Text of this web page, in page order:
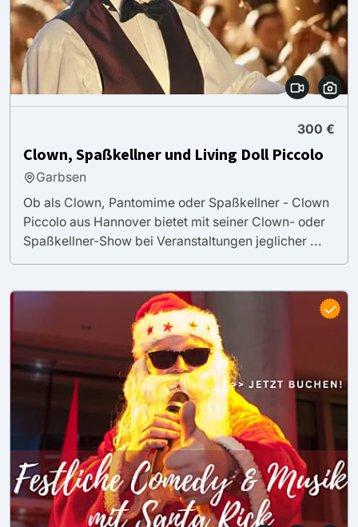
300 €
Clown, Spaßkellner und Living Doll Piccolo
Garbsen
Ob als Clown, Pantomime oder Spaßkellner - Clown
Piccolo aus Hannover bietet mit seiner Clown- oder
Spaßkellner-Show bei Veranstaltungen jeglicher ...